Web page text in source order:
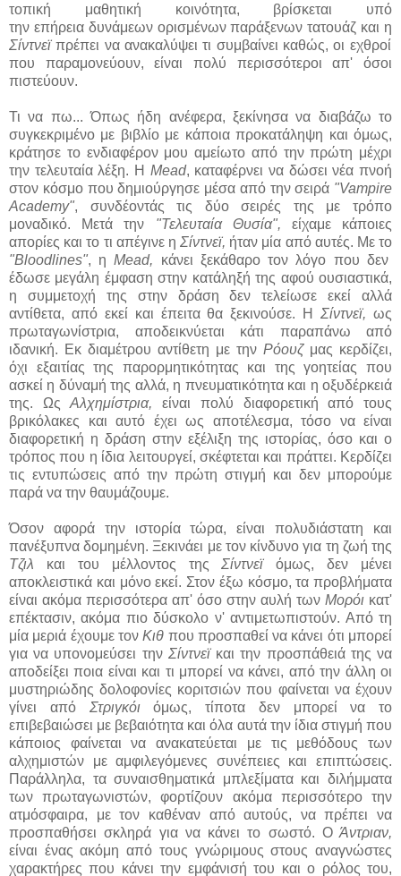
τοπική μαθητική κοινότητα, βρίσκεται υπό
την επήρεια δυνάμεων ορισμένων παράξενων τατουάζ και η
Σίντνεϊπρέπει να ανακαλύψει τι συμβαίνει καθώς, οι εχθροί
που παραμονεύουν, είναι πολύ περισσότεροι απ' όσοι
πιστεύουν.
Τι να πω... Όπως ήδη ανέφερα, ξεκίνησα να διαβάζω το
συγκεκριμένο με βιβλίο με κάποια προκατάληψη και όμως,
κράτησε το ενδιαφέρον μου αμείωτο από την πρώτη μέχρι
την τελευταία λέξη. Η Mead, καταφέρνει να δώσει νέα πνοή
στον κόσμο που δημιούργησε μέσα από την σειρά "Vampire
Academy", συνδέοντάς τις δύο σειρές της με τρόπο
μοναδικό. Μετά την "Τελευταία Θυσία", είχαμε κάποιες
απορίες και το τι απέγινε η Σίντνεϊ, ήταν μία από αυτές. Με το
"Bloodlines", ηMead, κάνει ξεκάθαρο τον λόγο που δεν
έδωσε μεγάλη έμφαση στην κατάληξή της αφού ουσιαστικά,
η συμμετοχή της στην δράση δεν τελείωσε εκεί αλλά
αντίθετα, από εκεί και έπειτα θα ξεκινούσε. ΗΣίντνεϊ, ως
πρωταγωνίστρια, αποδεικνύεται κάτι παραπάνω από
ιδανική. Εκ διαμέτρου αντίθετη με την Ρόουζμας κερδίζει,
όχι εξαιτίας της παρορμητικότητας και της γοητείας που
ασκεί η δύναμή της αλλά, η πνευματικότητα και η οξυδέρκειά
της. ΩςΑλχημίστρια, είναι πολύ διαφορετική από τους
βρικόλακες και αυτό έχει ως αποτέλεσμα, τόσο να είναι
διαφορετική η δράση στην εξέλιξη της ιστορίας, όσο και ο
τρόπος που η ίδια λειτουργεί, σκέφτεται και πράττει. Κερδίζει
τις εντυπώσεις από την πρώτη στιγμή και δεν μπορούμε
παρά να την θαυμάζουμε.
Όσον αφορά την ιστορία τώρα, είναι πολυδιάστατη και
πανέξυπνα δομημένη. Ξεκινάει με τον κίνδυνο για τη ζωή της
Τζιλ και του μέλλοντος τηςΣίντνεϊόμως, δεν μένει
αποκλειστικά και μόνο εκεί. Στον έξω κόσμο, τα προβλήματα
είναι ακόμα περισσότερα απ' όσο στην αυλή των Μορόι κατ'
επέκτασιν, ακόμα πιο δύσκολο ν' αντιμετωπιστούν. Από τη
μία μεριά έχουμε τονΚιθ που προσπαθεί να κάνει ότι μπορεί
για να υπονομεύσει την Σίντνεϊκαι την προσπάθειά της να
αποδείξει ποια είναι και τι μπορεί να κάνει, από την άλλη οι
μυστηριώδης δολοφονίες κοριτσιών που φαίνεται να έχουν
γίνει από Στριγκόιόμως, τίποτα δεν μπορεί να το
επιβεβαιώσει με βεβαιότητα και όλα αυτά την ίδια στιγμή που
κάποιος φαίνεται να ανακατεύεται με τις μεθόδους των
αλχημιστών με αμφιλεγόμενες συνέπειες και επιπτώσεις.
Παράλληλα, τα συναισθηματικά μπλεξίματα και διλήμματα
των πρωταγωνιστών, φορτίζουν ακόμα περισσότερο την
ατμόσφαιρα, με τον καθέναν από αυτούς, να πρέπει να
προσπαθήσει σκληρά για να κάνει το σωστό. ΟΆντριαν,
είναι ένας ακόμη από τους γνώριμους στους αναγνώστες
χαρακτήρες που κάνει την εμφάνισή του και ο ρόλος του,